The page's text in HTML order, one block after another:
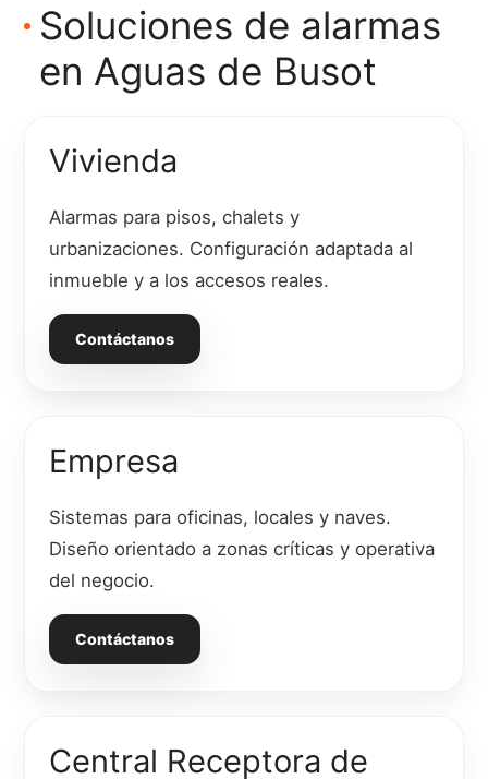
Soluciones de alarmas
en Aguas de Busot
Vivienda
Alarmas para pisos, chalets y
urbanizaciones. Configuración adaptada al
inmueble y a los accesos reales.
Contáctanos
Empresa
Sistemas para oficinas, locales y naves.
Diseño orientado a zonas críticas y operativa
del negocio.
Contáctanos
Central Receptora de